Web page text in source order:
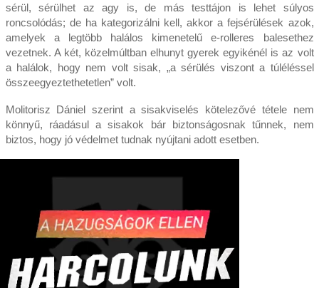
sérül, sérülhet az agy is, de más testtájon is lehet súlyos
roncsolódás; de ha kategorizálni kell, akkor a fejsérülések azok,
amelyek a legtöbb halálos kimenetelű e-rolleres balesethez
vezetnek. A két, közelmúltban elhunyt gyerek egyikénél is az volt
a halálok, hogy nem volt sisak, „a sérülés viszont a túléléssel
összeegyeztethetetlen” volt.
Molitorisz Dániel szerint a sisakviselés kötelezővé tétele nem
könnyű, ráadásul a sisakok bár biztonságosnak tűnnek, nem
biztos, hogy jó védelmet tudnak nyújtani adott esetben.